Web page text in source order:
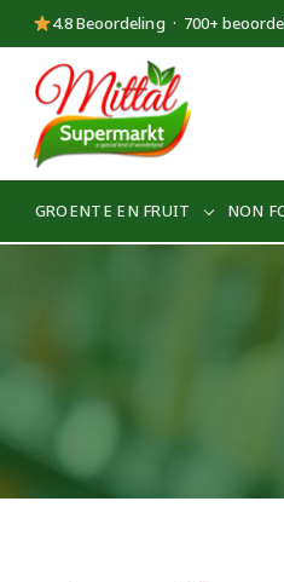
4.8 Beoordeling · 700+
Supermarkt
Mittal
GROENTE EN FRUIT NON